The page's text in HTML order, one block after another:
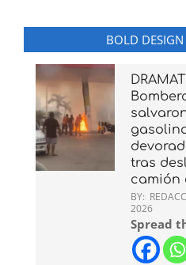
BOLD
tras
camión
BY:
2026
Spread